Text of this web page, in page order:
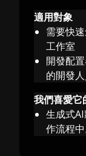
適用對象
需要快
工作室
開發配
的開發
我們喜愛它
生成式
作流程中